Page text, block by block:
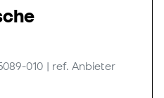
010 | ref. Anbieter